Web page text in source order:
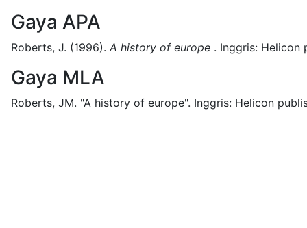
Gaya APA
Roberts, J. (1996). A history of europe . Inggris: Helicon
Gaya MLA
Roberts, JM. "A history of europe". Inggris: Helicon